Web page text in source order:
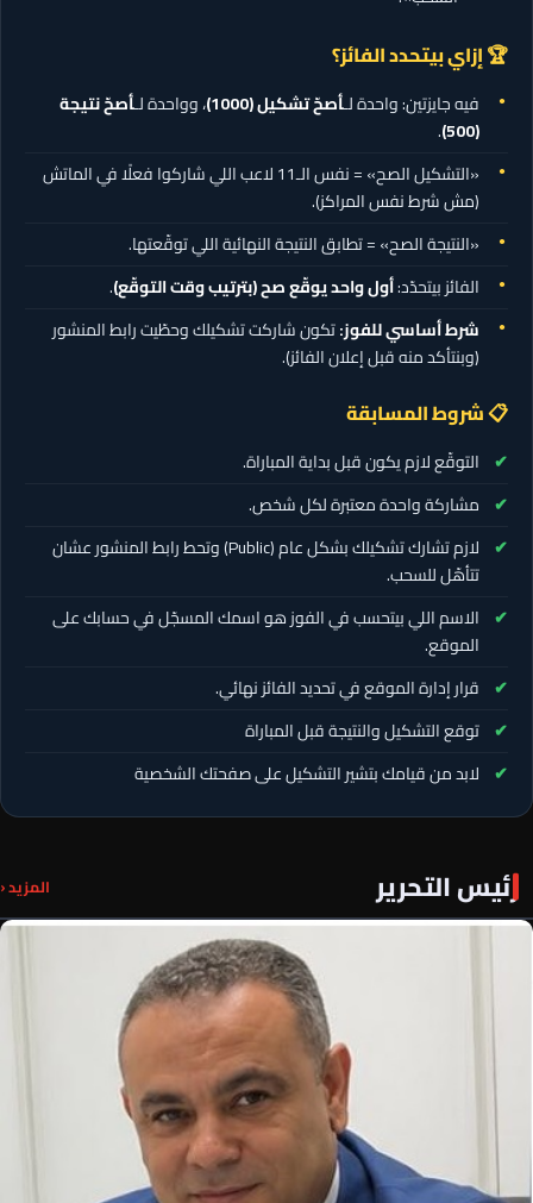
🏆 إزاي بيتحدد الفائز؟
فيه جايزتين: واحدة لـأصحّ تشكيل(1000) ، وواحدة لـأصحّ نتيجة
(500)
.
«التشكيل الصح» = نفس الـ11 لاعب اللي شاركوا فعلًا في الماتش
(مش شرط نفس المراكز).
«النتيجة الصح» = تطابق النتيجة النهائية اللي توقّعتها.
الفائز بيتحدّد:أول واحد يوقّع صح (بترتيب وقت التوقّع).
شرط أساسي للفوز:تكون شاركت تشكيلك وحطّيت رابط المنشور
(وبنتأكد منه قبل إعلان الفائز).
📋 شروط المسابقة
التوقّع لازم يكون قبل بداية المباراة.
مشاركة واحدة معتبرة لكل شخص.
لازم تشارك تشكيلك بشكل عام (Public) وتحط رابط المنشور عشان
تتأهّل للسحب.
الاسم اللي بيتحسب في الفوز هو اسمك المسجّل في حسابك على
الموقع.
قرار إدارة الموقع في تحديد الفائز نهائي.
توقع التشكيل والنتيجة قبل المباراة
لابد من قيامك بتشير التشكيل على صفحتك الشخصية
رئيس التحرير المزيد ‹